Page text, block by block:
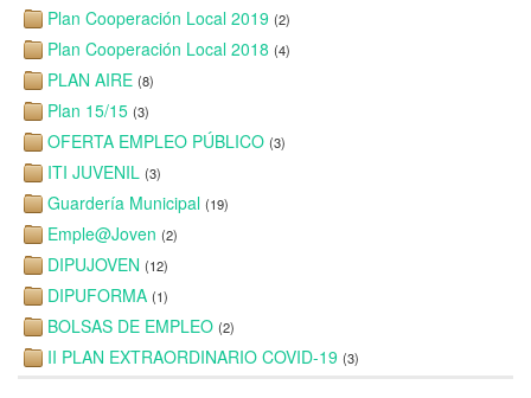
Plan Cooperación Local 2019 (2)
Plan Cooperación Local 2018 (4)
PLAN AIRE (8)
Plan 15/15 (3)
OFERTA EMPLEO PÚBLICO (3)
ITI JUVENIL (3)
Guardería Municipal (19)
Emple@Joven (2)
DIPUJOVEN (12)
DIPUFORMA (1)
BOLSAS DE EMPLEO (2)
II PLAN EXTRAORDINARIO COVID-19 (3)